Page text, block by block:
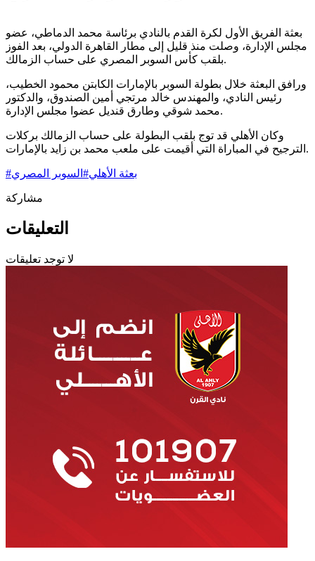
بعثة الفريق الأول لكرة القدم بالنادي برئاسة محمد الدماطي، عضو
مجلس الإدارة، وصلت منذ قليل إلى مطار القاهرة الدولي، بعد الفوز
بلقب كأس السوبر المصري على حساب الزمالك.
ورافق البعثة خلال بطولة السوبر بالإمارات الكابتن محمود الخطيب،
رئيس النادي، والمهندس خالد مرتجي أمين الصندوق، والدكتور
محمد شوقي وطارق قنديل عضوا مجلس الإدارة.
وكان الأهلي قد توج بلقب البطولة على حساب الزمالك بركلات
الترجيح في المباراة التي أقيمت على ملعب محمد بن زايد بالإمارات.
# بعثة الأهلي# السوبر المصري
مشاركة
التعليقات
لا توجد تعليقات